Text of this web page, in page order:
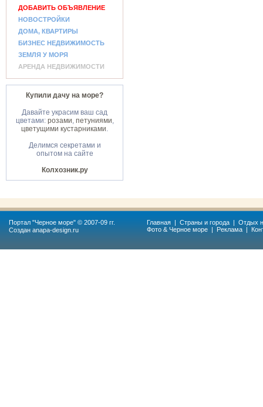
ДОБАВИТЬ ОБЪЯВЛЕНИЕ
НОВОСТРОЙКИ
ДОМА, КВАРТИРЫ
БИЗНЕС НЕДВИЖИМОСТЬ
ЗЕМЛЯ У МОРЯ
АРЕНДА НЕДВИЖИМОСТИ
Купили дачу на море?
Давайте украсим ваш сад
цветами: розами, петуниями,
цветущими кустарниками.
Делимся секретами и
опытом на сайте
Колхозник.ру
Портал "Черное море" © 2007-09 гг.
Создан anapa-design.ru
Главная | Страны и города | Отдых
Фото & Черное море | Реклама |